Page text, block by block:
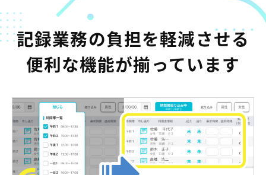
記録業務の負担を軽減させる
便利な機能が揃っています